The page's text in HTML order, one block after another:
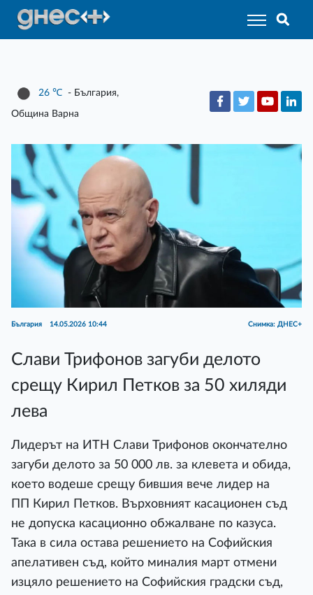
26 ℃ - България,
Община Варна
България 14.05.2026 10:44 Снимка: ДНЕС+
Слави Трифонов загуби делото
срещу Кирил Петков за 50 хиляди
лева
Лидерът на ИТН Слави Трифонов окончателно
загуби делото за 50 000 лв. за клевета и обида,
което водеше срещу бившия вече лидер на
ПП Кирил Петков. Върховният касационен съд
не допуска касационно обжалване по казуса.
Така в сила остава решението на Софийския
апелативен съд, който миналия март отмени
изцяло решението на Софийския градски съд,